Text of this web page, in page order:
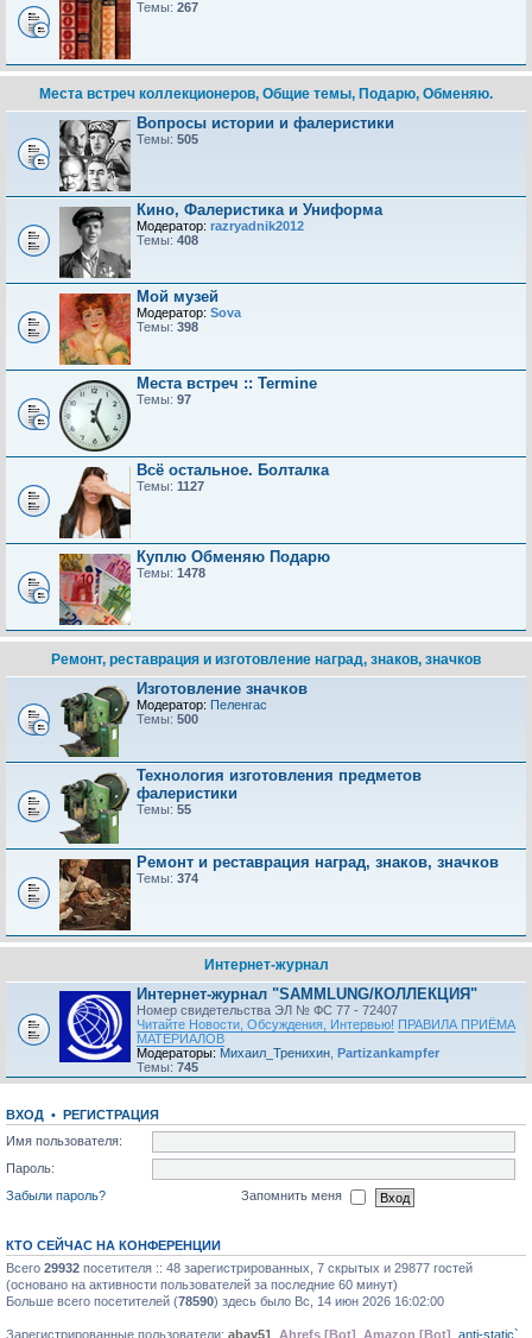
Темы: 267
Места встреч коллекционеров, Общие темы, Подарю, Обменяю.
Вопросы истории и фалеристики
Темы: 505
Кино, Фалеристика и Униформа
Модератор: razryadnik2012
Темы: 408
Мой музей
Модератор: Sova
Темы: 398
Места встреч :: Termine
Темы: 97
Всё остальное. Болталка
Темы: 1127
Куплю Обменяю Подарю
Темы: 1478
Ремонт, реставрация и изготовление наград, знаков, значков
Изготовление значков
Модератор: Пеленгас
Темы: 500
Технология изготовления предметов
фалеристики
Темы: 55
Ремонт и реставрация наград, знаков, значков
Темы: 374
Интернет-журнал
Интернет-журнал "SAMMLUNG/КОЛЛЕКЦИЯ"
Номер свидетельства ЭЛ № ФС 77 - 72407
Читайте Новости, Обсуждения, Интервью! ПРАВИЛА ПРИЁМА
МАТЕРИАЛОВ
Модераторы: Михаил_Тренихин Partizankampfer
Темы: 745
ВХОД • РЕГИСТРАЦИЯ
Имя пользователя:
Пароль:
Забыли пароль?
Запомнить меня
КТО СЕЙЧАС НА КОНФЕРЕНЦИИ
Всего 29932 посетителя :: 48 зарегистрированных, 7 скрытых и 29877 гостей
(основано на активности пользователей за последние 60 минут)
Больше всего посетителей (78590) здесь было Вс, 14 июн 2026 16:02:00
Зарегистрированные пользователи: abay51 Ahrefs [Bot] Amazon [Bot] anti-static`